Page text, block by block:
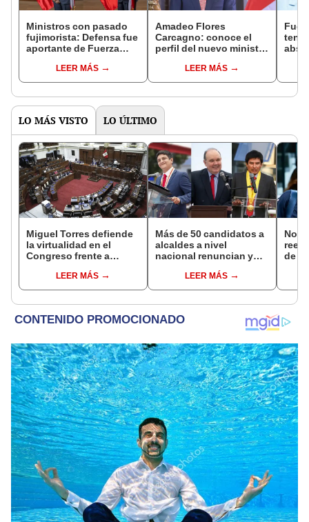
Ministros con pasado
fujimorista: Defensa fue
aportante de Fuerza
embajador en los años
90
LEER MÁS
Amadeo Flores
Carcagno: conoce el
perfil del nuevo ministro
la bancada fujimorista
LEER MÁS
LO MÁS VISTO LO ÚLTIMO
Miguel Torres defiende
la virtualidad en el
Congreso frente a
plantea la
presencialidad
LEER MÁS
Más de 50 candidatos a
alcaldes a nivel
nacional renuncian y
encubiertaLEER MÁS
de